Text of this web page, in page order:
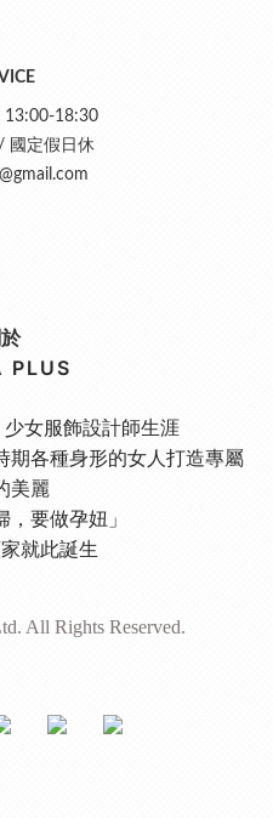
18:30
國定假日休
PLUS
女服飾設計師生涯
期各種身形的女人打造專屬
美麗
要做孕妞」
就此誕生
All Rights Reserved.